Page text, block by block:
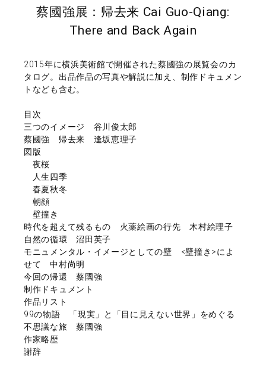
蔡國強展：帰去来 Cai Guo-Qiang:
There and Back Again
2015年に横浜美術館で開催された蔡國強の展覧会のカ
タログ。出品作品の写真や解説に加え、制作ドキュメン
トなども含む。
目次
三つのイメージ 谷川俊太郎
蔡國強 帰去来 逢坂恵理子
図版
夜桜
人生四季
春夏秋冬
朝顔
壁撞き
時代を超えて残るもの 火薬絵画の行先 木村絵理子
自然の循環 沼田英子
モニュメンタル・イメージとしての壁 <壁撞き>によ
せて 中村尚明
今回の帰還 蔡國強
制作ドキュメント
作品リスト
99の物語 「現実」と「目に見えない世界」をめぐる
不思議な旅 蔡國強
作家略歴
謝辞